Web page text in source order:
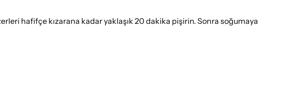
hafifçe kızarana kadar yaklaşık 20 dakika pişirin. Sonra soğumaya